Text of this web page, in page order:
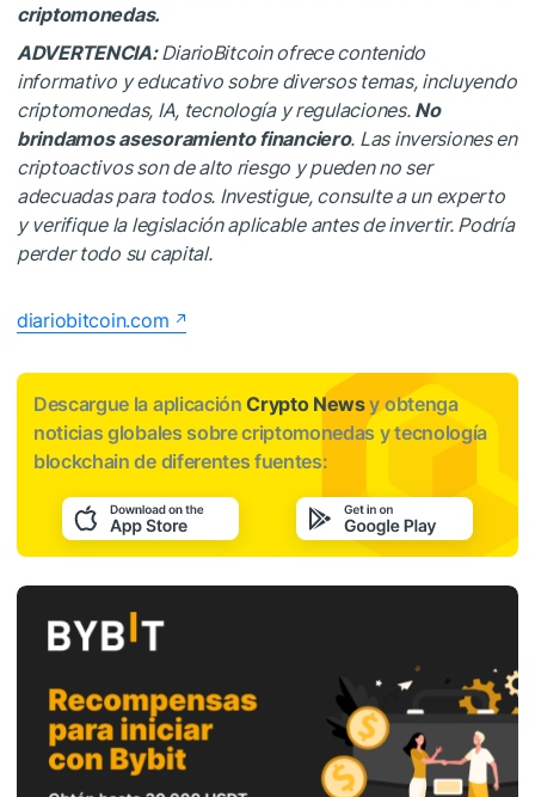
criptomonedas.
ADVERTENCIA:DiarioBitcoin ofrece contenido
informativo y educativo sobre diversos temas, incluyendo
criptomonedas, IA, tecnología y regulaciones. No
brindamos asesoramiento financiero. Las inversiones en
criptoactivos son de alto riesgo y pueden no ser
adecuadas para todos. Investigue, consulte a un experto
y verifique la legislación aplicable antes de invertir. Podría
perder todo su capital.
diariobitcoin.com
Descargue la aplicaciónCrypto Newsy obtenga
noticias globales sobre criptomonedas y tecnología
blockchain de diferentes fuentes: